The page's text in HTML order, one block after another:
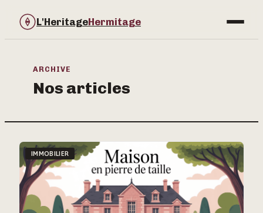
L'HeritageHermitage
Bricolage
Immobilier
ARCHIVE
Nos articles
IMMOBILIER